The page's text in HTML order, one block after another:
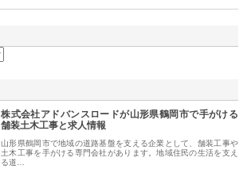
株式会社アドバンスロードが山形県鶴岡市で手がける
舗装土木工事と求人情報
山形県鶴岡市で地域の道路基盤を支える企業として、舗装工事や
土木工事を手がける専門会社があります。地域住民の生活を支え
る道…